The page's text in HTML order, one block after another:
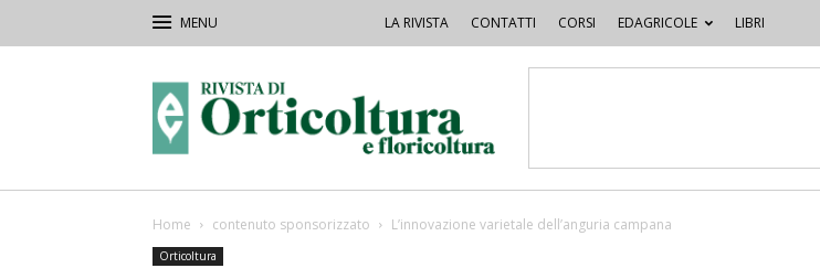
LA RIVISTA CONTATTI CORSI EDAGRICOLE LIBRI
Orticoltura
Home contenuto sponsorizzato L’innovazione varietale dell’anguria campana
Orticoltura